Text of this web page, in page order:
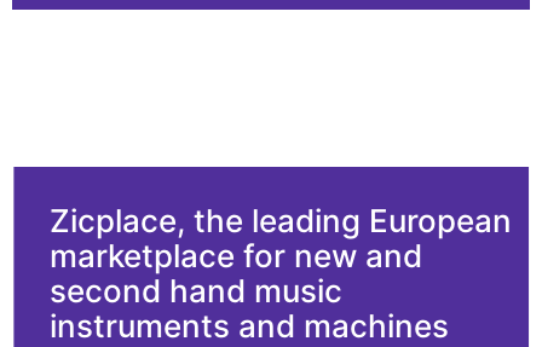
Zicplace, the leading European
marketplace for new and
second hand music
instruments and machines